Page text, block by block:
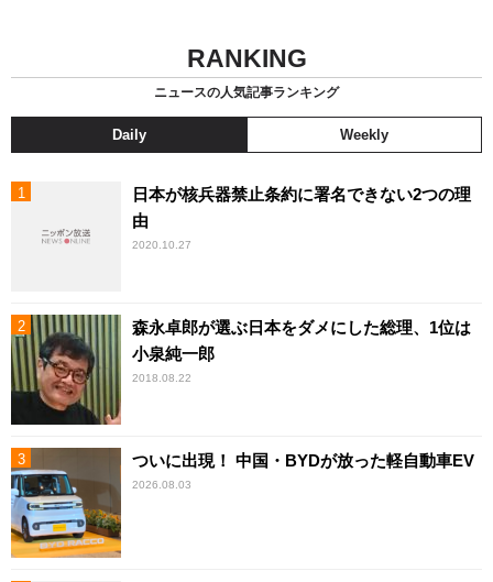
RANKING
ニュースの人気記事ランキング
Daily Weekly
日本が核兵器禁止条約に署名できない2つの理
由
2020.10.27
森永卓郎が選ぶ日本をダメにした総理、1位は
小泉純一郎
2018.08.22
ついに出現！ 中国・BYDが放った軽自動車EV
2026.08.03